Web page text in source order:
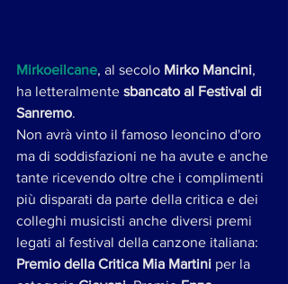
Mirkoeilcane, al secolo Mirko Mancini,
ha letteralmente sbancato al Festival di
Sanremo.
Non avrà vinto il famoso leoncino d'oro
ma di soddisfazioni ne ha avute e anche
tante ricevendo oltre che i complimenti
più disparati da parte della critica e dei
colleghi musicisti anche diversi premi
legati al festival della canzone italiana:
Premio della Critica Mia Martini per la